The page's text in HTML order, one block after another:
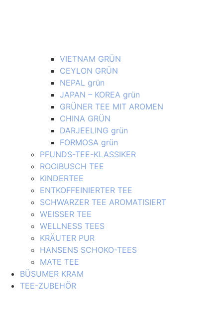
VIETNAM GRÜN
CEYLON GRÜN
NEPAL grün
JAPAN – KOREA grün
GRÜNER TEE MIT AROMEN
CHINA GRÜN
DARJEELING grün
FORMOSA grün
PFUNDS-TEE-KLASSIKER
ROOIBUSCH TEE
KINDERTEE
ENTKOFFEINIERTER TEE
SCHWARZER TEE AROMATISIERT
WEISSER TEE
WELLNESS TEES
KRÄUTER PUR
HANSENS SCHOKO-TEES
MATE TEE
BÜSUMER KRAM
TEE-ZUBEHÖR